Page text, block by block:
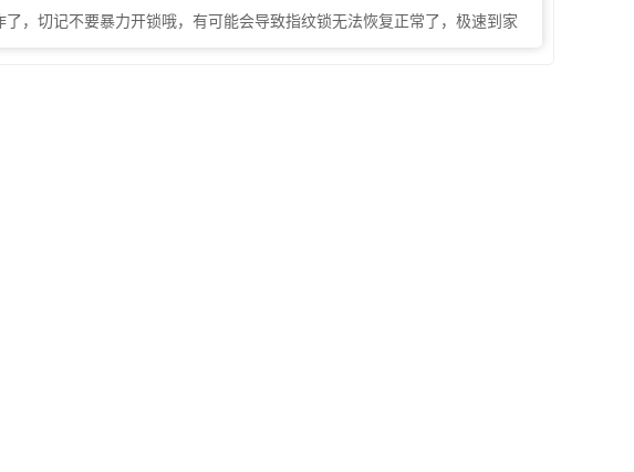
，切记不要暴力开锁哦，有可能会导致指纹锁无法恢复正常了，极速到家